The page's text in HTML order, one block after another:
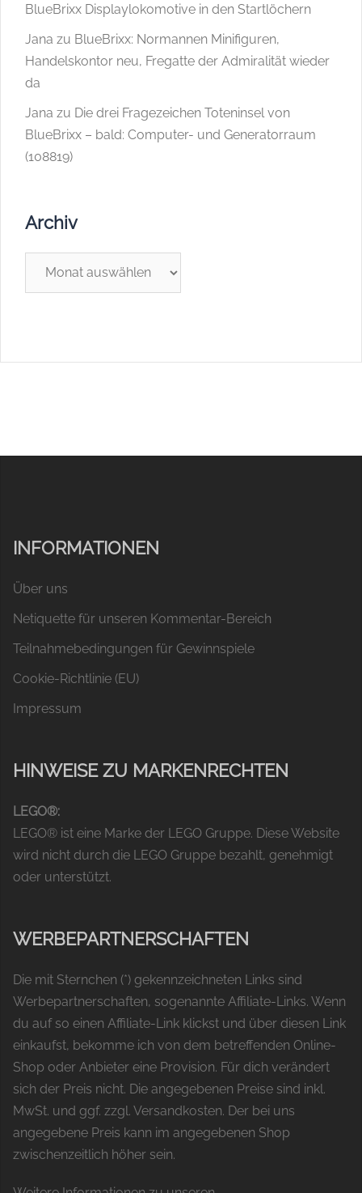
BlueBrixx Displaylokomotive in den Startlöchern
Jana zu BlueBrixx: Normannen Minifiguren,
Handelskontor neu, Fregatte der Admiralität wieder
da
Jana zu Die drei Fragezeichen Toteninsel von
BlueBrixx – bald: Computer- und Generatorraum
(108819)
Archiv
INFORMATIONEN
Über uns
Netiquette für unseren Kommentar-Bereich
Teilnahmebedingungen für Gewinnspiele
Cookie-Richtlinie (EU)
Impressum
HINWEISE ZU MARKENRECHTEN
LEGO®:
LEGO® ist eine Marke der LEGO Gruppe. Diese Website
wird nicht durch die LEGO Gruppe bezahlt, genehmigt
oder unterstützt.
WERBEPARTNERSCHAFTEN
Die mit Sternchen (*) gekennzeichneten Links sind
Werbepartnerschaften, sogenannte Affiliate-Links. Wenn
du auf so einen Affiliate-Link klickst und über diesen Link
einkaufst, bekomme ich von dem betreffenden Online-
Shop oder Anbieter eine Provision. Für dich verändert
sich der Preis nicht. Die angegebenen Preise sind inkl.
MwSt. und ggf. zzgl. Versandkosten. Der bei uns
angegebene Preis kann im angegebenen Shop
zwischenzeitlich höher sein.